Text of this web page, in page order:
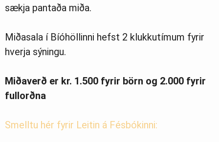
sækja pantaða miða.
Miðasala í Bíóhöllinni hefst 2 klukkutímum fyrir
hverja sýningu.
Miðaverð er kr. 1.500 fyrir börn og 2.000 fyrir
fullorðna
Smelltu hér fyrir Leitin á Fésbókinni: